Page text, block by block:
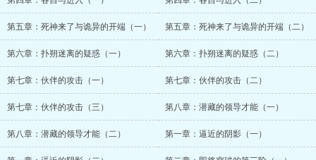
第五章：死神来了与诡异的开端（一） 第五章：死神来了与诡异的开端（二）
第六章：扑朔迷离的疑惑（一） 第六章：扑朔迷离的疑惑（二）
第七章：伙伴的攻击（一） 第七章：伙伴的攻击（二）
第七章：伙伴的攻击（三） 第八章：潜藏的领导才能（一）
第八章：潜藏的领导才能（二） 第一章：逼近的阴影（一）